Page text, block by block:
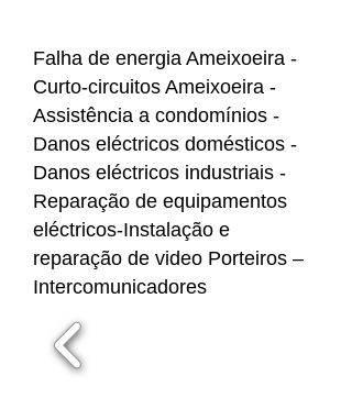
Falha de energia Ameixoeira -
Curto-circuitos Ameixoeira -
Assistência a condomínios -
Danos eléctricos domésticos -
Danos eléctricos industriais -
Reparação de equipamentos
eléctricos-Instalação e
reparação de video Porteiros –
Intercomunicadores